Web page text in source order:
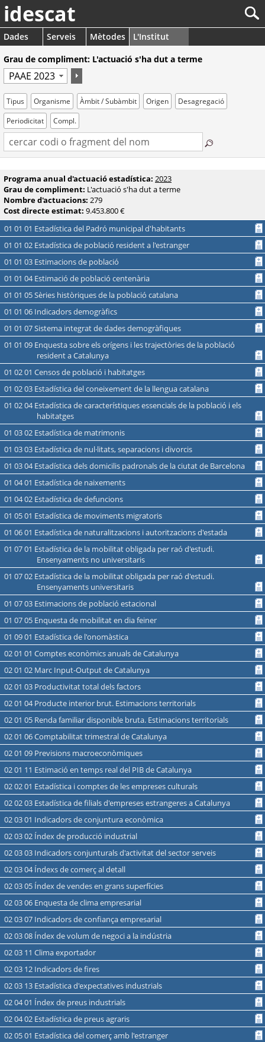
idescat
Dades Serveis Mètodes
L'Institut
Grau de compliment: L'actuació s'ha dut a terme
Tipus Organisme Àmbit / Subàmbit Origen
Desagregació
Periodicitat
Compl.
Programa anual d'actuació estadística: 2023
Grau de compliment: L'actuació s'ha dut a terme
Nombre d'actuacions: 279
Cost directe estimat: 9.453.800 €
01 01 01 Estadística del Padró municipal d'habitants
01 01 02 Estadística de població resident a l'estranger
01 01 03 Estimacions de població
01 01 04 Estimació de població centenària
01 01 05 Sèries històriques de la població catalana
01 01 06 Indicadors demogràfics
01 01 07 Sistema integrat de dades demogràfiques
01 01 09 Enquesta sobre els orígens i les trajectòries de la població
resident a Catalunya
01 02 01 Censos de població i habitatges
01 02 03 Estadística del coneixement de la llengua catalana
01 02 04 Estadística de característiques essencials de la població i els
habitatges
01 03 02 Estadística de matrimonis
01 03 03 Estadística de nul·litats, separacions i divorcis
01 03 04 Estadística dels domicilis padronals de la ciutat de Barcelona
01 04 01 Estadística de naixements
01 04 02 Estadística de defuncions
01 05 01 Estadística de moviments migratoris
01 06 01 Estadística de naturalitzacions i autoritzacions d'estada
01 07 01 Estadística de la mobilitat obligada per raó d'estudi.
Ensenyaments no universitaris
01 07 02 Estadística de la mobilitat obligada per raó d'estudi.
Ensenyaments universitaris
01 07 03 Estimacions de població estacional
01 07 05 Enquesta de mobilitat en dia feiner
01 09 01 Estadística de l'onomàstica
02 01 01 Comptes econòmics anuals de Catalunya
02 01 02 Marc Input-Output de Catalunya
02 01 03 Productivitat total dels factors
02 01 04 Producte interior brut. Estimacions territorials
02 01 05 Renda familiar disponible bruta. Estimacions territorials
02 01 06 Comptabilitat trimestral de Catalunya
02 01 09 Previsions macroeconòmiques
02 01 11 Estimació en temps real del PIB de Catalunya
02 02 01 Estadística i comptes de les empreses culturals
02 02 03 Estadística de filials d'empreses estrangeres a Catalunya
02 03 01 Indicadors de conjuntura econòmica
02 03 02 Índex de producció industrial
02 03 03 Indicadors conjunturals d'activitat del sector serveis
02 03 04 Índexs de comerç al detall
02 03 05 Índex de vendes en grans superfícies
02 03 06 Enquesta de clima empresarial
02 03 07 Indicadors de confiança empresarial
02 03 08 Índex de volum de negoci a la indústria
02 03 11 Clima exportador
02 03 12 Indicadors de fires
02 03 13 Estadística d'expectatives industrials
02 04 01 Índex de preus industrials
02 04 02 Estadística de preus agraris
02 05 01 Estadística del comerç amb l'estranger